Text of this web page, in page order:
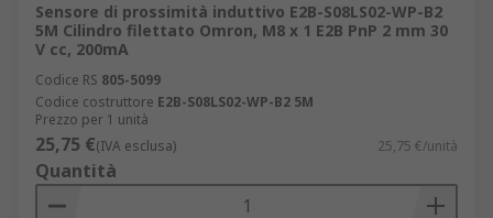
Sensore di prossimità induttivo E2B-S08LS02-WP-B2
5M Cilindro filettato Omron, M8 x 1 E2B PnP 2 mm 30
V cc, 200mA
Codice RS 805-5099
Codice costruttore E2B-S08LS02-WP-B2 5M
Prezzo per 1 unità
25,75 €(IVA esclusa) 25,75 €/unità
Quantità